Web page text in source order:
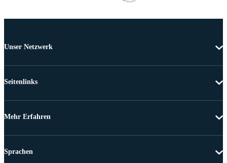
Unser Netzwerk
Seitenlinks
Mehr Erfahren
Sprachen